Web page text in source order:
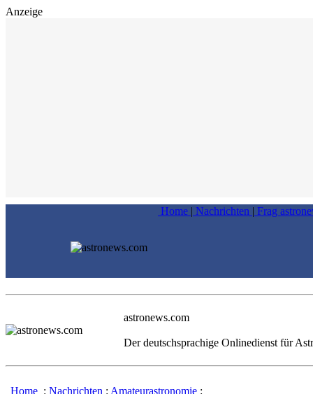
Anzeige
Home | Nachrichten | Frag
astronews.com
Der deutschsprachige Onlinedienst für
Home : Nachrichten : Amateurastronomie :